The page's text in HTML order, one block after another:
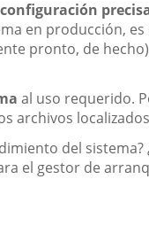
en producción,
pronto, de
al uso requerido.
archivos
del
el gestor de